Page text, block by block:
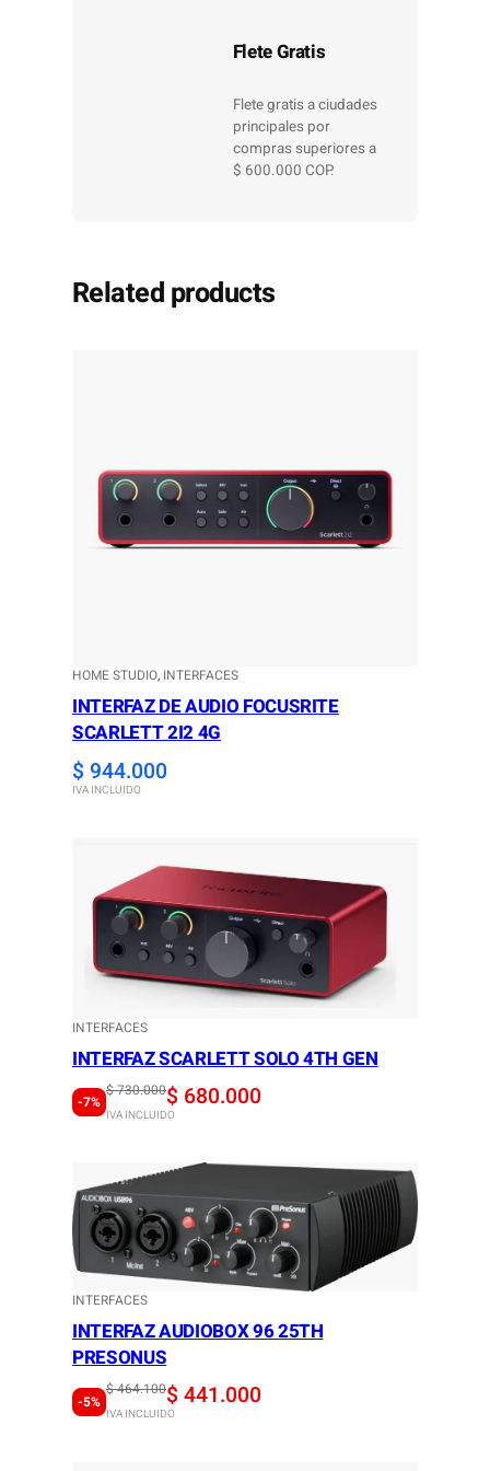
Flete Gratis
Flete gratis a ciudades
principales por
compras superiores a
$ 600.000 COP.
Related products
HOME STUDIO, INTERFACES
INTERFAZ DE AUDIO FOCUSRITE
SCARLETT 2I2 4G
$ 944.000
IVA INCLUIDO
INTERFACES
INTERFAZ SCARLETT SOLO 4TH GEN
-7%
$730.000
Original
price
$ 730.000.
$ 680.000
Current
price
$ 680.000.
IVA INCLUIDO
INTERFACES
INTERFAZ AUDIOBOX 96 25TH
PRESONUS
-5%
$464.100
Original
price
$ 441.000
Current
price
IVA INCLUIDO